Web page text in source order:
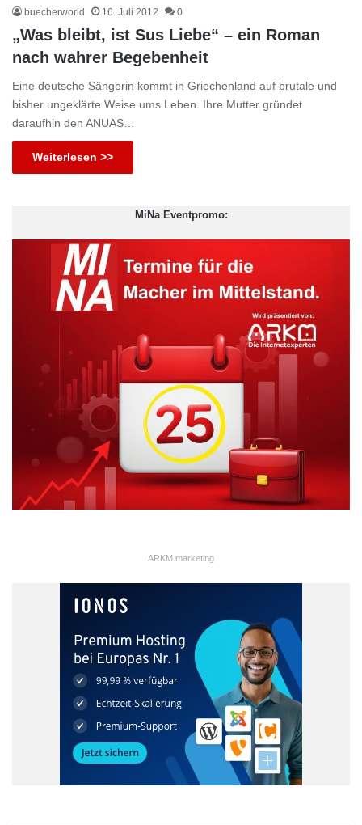
buecherworld 16. Juli 2012 0
„Was bleibt, ist Sus Liebe“ – ein Roman
nach wahrer Begebenheit
Eine deutsche Sängerin kommt in Griechenland auf brutale und
bisher ungeklärte Weise ums Leben. Ihre Mutter gründet
daraufhin den ANUAS…
Weiterlesen >>
MiNa Eventpromo:
ARKM.marketing